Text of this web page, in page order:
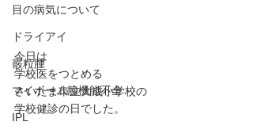
目の病気について
ドライアイ
霰粒腫
マイボーム腺機能不全
IPL
今日は
学校医をつとめる
さいたま市立大成小学校の
学校健診の日でした。